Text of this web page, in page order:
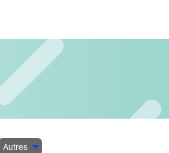
Autres